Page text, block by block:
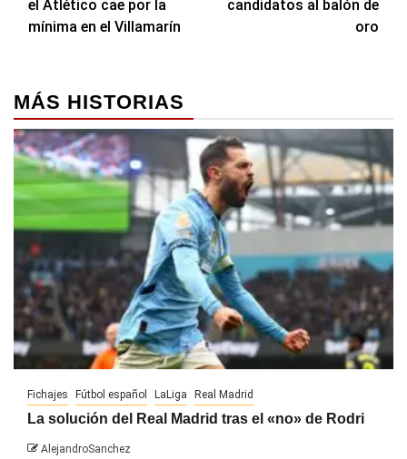
entradas
el Atlético cae por la
mínima en el Villamarín
candidatos al balón de
oro
MÁS HISTORIAS
Fichajes Fútbol español LaLiga Real Madrid
La solución del Real Madrid tras el «no» de Rodri
AlejandroSanchez